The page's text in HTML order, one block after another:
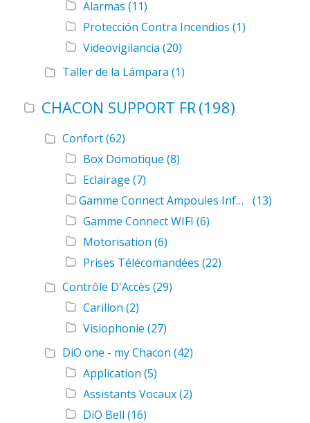
Alarmas (11)
Protección Contra Incendios (1)
Videovigilancia (20)
Taller de la Lámpara (1)
CHACON SUPPORT FR(198)
Confort(62)
Box Domotique (8)
Eclairage (7)
Gamme Connect Ampoules Infos Pratiques
(13)
Gamme Connect WIFI (6)
Motorisation (6)
Prises Télécomandées (22)
Contrôle D'Accès (29)
Carillon (2)
Visiophonie (27)
DiO one - my Chacon (42)
Application (5)
Assistants Vocaux(2)
DiO Bell (16)